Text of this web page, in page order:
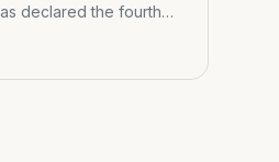
declared the fourth